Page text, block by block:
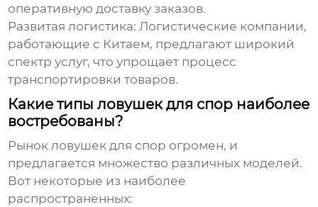
оперативную доставку заказов.
Развитая логистика: Логистические компании,
работающие с Китаем, предлагают широкий
спектр услуг, что упрощает процесс
транспортировки товаров.
Какие типы ловушек для спор наиболее
востребованы?
Рынокловушек для спор огромен, и
предлагается множество различных моделей.
Вот некоторые из наиболее
распространенных: